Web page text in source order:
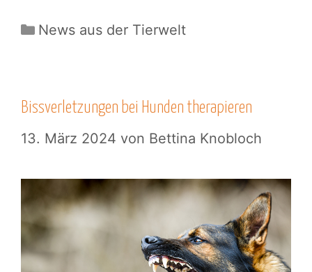
Kategorien
News aus der Tierwelt
Bissverletzungen bei Hunden therapieren
13. März 2024 von Bettina Knobloch